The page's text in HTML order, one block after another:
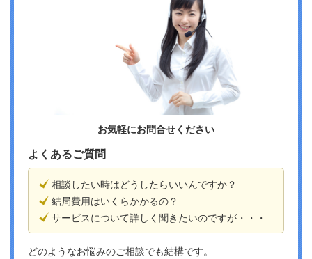
お気軽にお問合せください
よくあるご質問
相談したい時はどうしたらいいんですか？
結局費用はいくらかかるの？
サービスについて詳しく聞きたいのですが・・・
どのようなお悩みのご相談でも結構です。